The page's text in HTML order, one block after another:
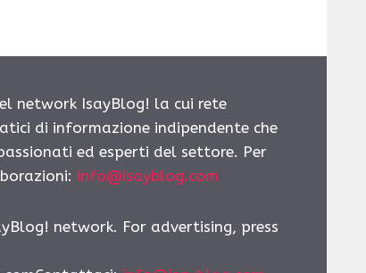
network IsayBlog! la cui rete
di informazione indipendente che
ed esperti del settore. Per
info@isayblog.com
network. For advertising, press